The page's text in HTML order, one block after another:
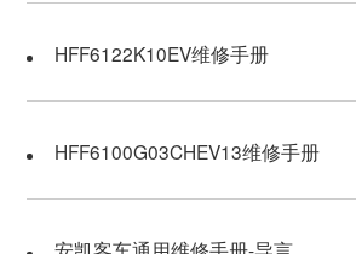
使用帮助
HFF6122K10EV维修手册
HFF6100G03CHEV13维修手册